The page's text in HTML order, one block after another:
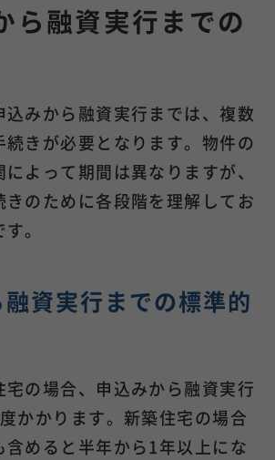
ら融資実行までの
みから融資実行までは、複数
続きが必要となります。物件の
よって期間は異なりますが、
きのために各段階を理解してお
。
資実行までの標準的
宅の場合、申込みから融資実行
かかります。新築住宅の場合
含めると半年から1年以上にな